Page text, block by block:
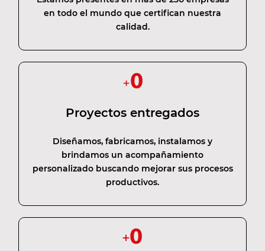
en todo el mundo que certifican nuestra
calidad.
+0
Proyectos entregados
Diseñamos, fabricamos, instalamos y
brindamos un acompañamiento
personalizado buscando mejorar sus procesos
productivos.
+0